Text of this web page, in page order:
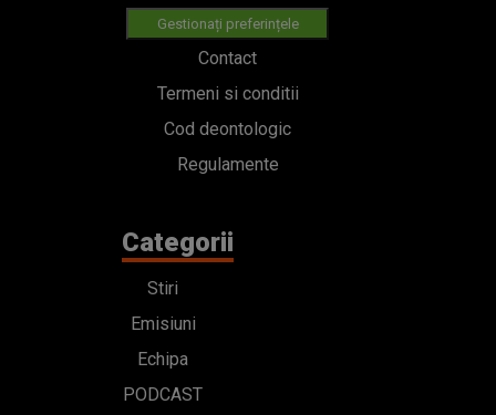
Gestionați preferințele
Contact
Termeni si conditii
Cod deontologic
Regulamente
Categorii
Stiri
Emisiuni
Echipa
PODCAST